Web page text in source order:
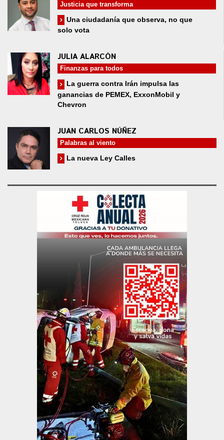
Justicia que transforma
Una ciudadanía que observa, no que
solo vota
JULIA ALARCÓN
Finanzas para todos
La guerra contra Irán impulsa las
ganancias de PEMEX, ExxonMobil y
Chevron
JUAN CARLOS NÚÑEZ
Palabras al viento
La nueva Ley Calles